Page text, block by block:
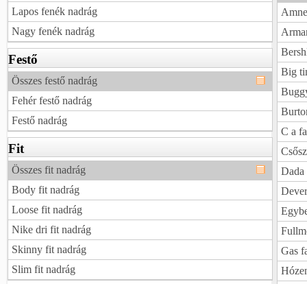
Lapos fenék nadrág
Nagy fenék nadrág
Festő
Összes festő nadrág
Fehér festő nadrág
Festő nadrág
Fit
Összes fit nadrág
Body fit nadrág
Loose fit nadrág
Nike dri fit nadrág
Skinny fit nadrág
Slim fit nadrág
Big
C a
Dada
Gas